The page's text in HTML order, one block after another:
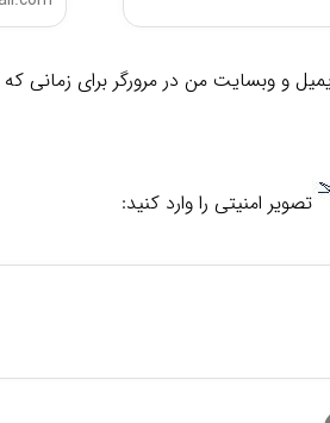
و وبسایت من در مرورگر برای زمانی
تصویر امنیتی را وارد کنید: